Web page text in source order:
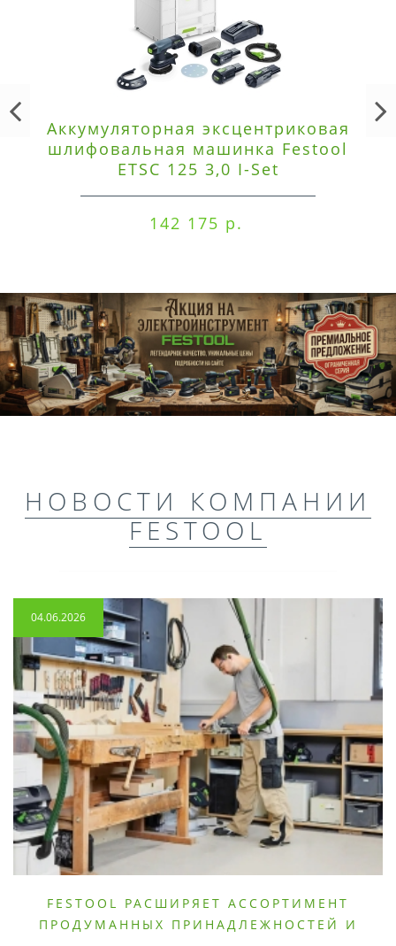
Аккумуляторная эксцентриковая
шлифовальная машинка Festool
ETSC 125 3,0 I-Set
142 175 р.
НОВОСТИ КОМПАНИИ
FESTOOL
04.06.2026
FESTOOL РАСШИРЯЕТ АССОРТИМЕНТ
ПРОДУМАННЫХ ПРИНАДЛЕЖНОСТЕЙ И